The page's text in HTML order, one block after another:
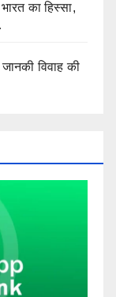
का हिस्सा,
विवाह की